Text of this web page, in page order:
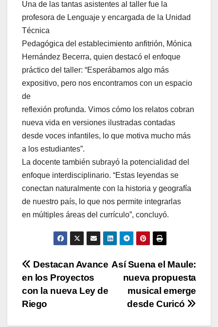
Una de las tantas asistentes al taller fue la
profesora de Lenguaje y encargada de la Unidad
Técnica
Pedagógica del establecimiento anfitrión, Mónica
Hernández Becerra, quien destacó el enfoque
práctico del taller: “Esperábamos algo más
expositivo, pero nos encontramos con un espacio
de
reflexión profunda. Vimos cómo los relatos cobran
nueva vida en versiones ilustradas contadas
desde voces infantiles, lo que motiva mucho más
a los estudiantes”.
La docente también subrayó la potencialidad del
enfoque interdisciplinario. “Estas leyendas se
conectan naturalmente con la historia y geografía
de nuestro país, lo que nos permite integrarlas
en múltiples áreas del currículo”, concluyó.
Navegación
de
entradas
Así Suena el Maule:
nueva propuesta
musical emerge
desde Curicó
Destacan Avance
en los Proyectos
con la nueva Ley de
Riego